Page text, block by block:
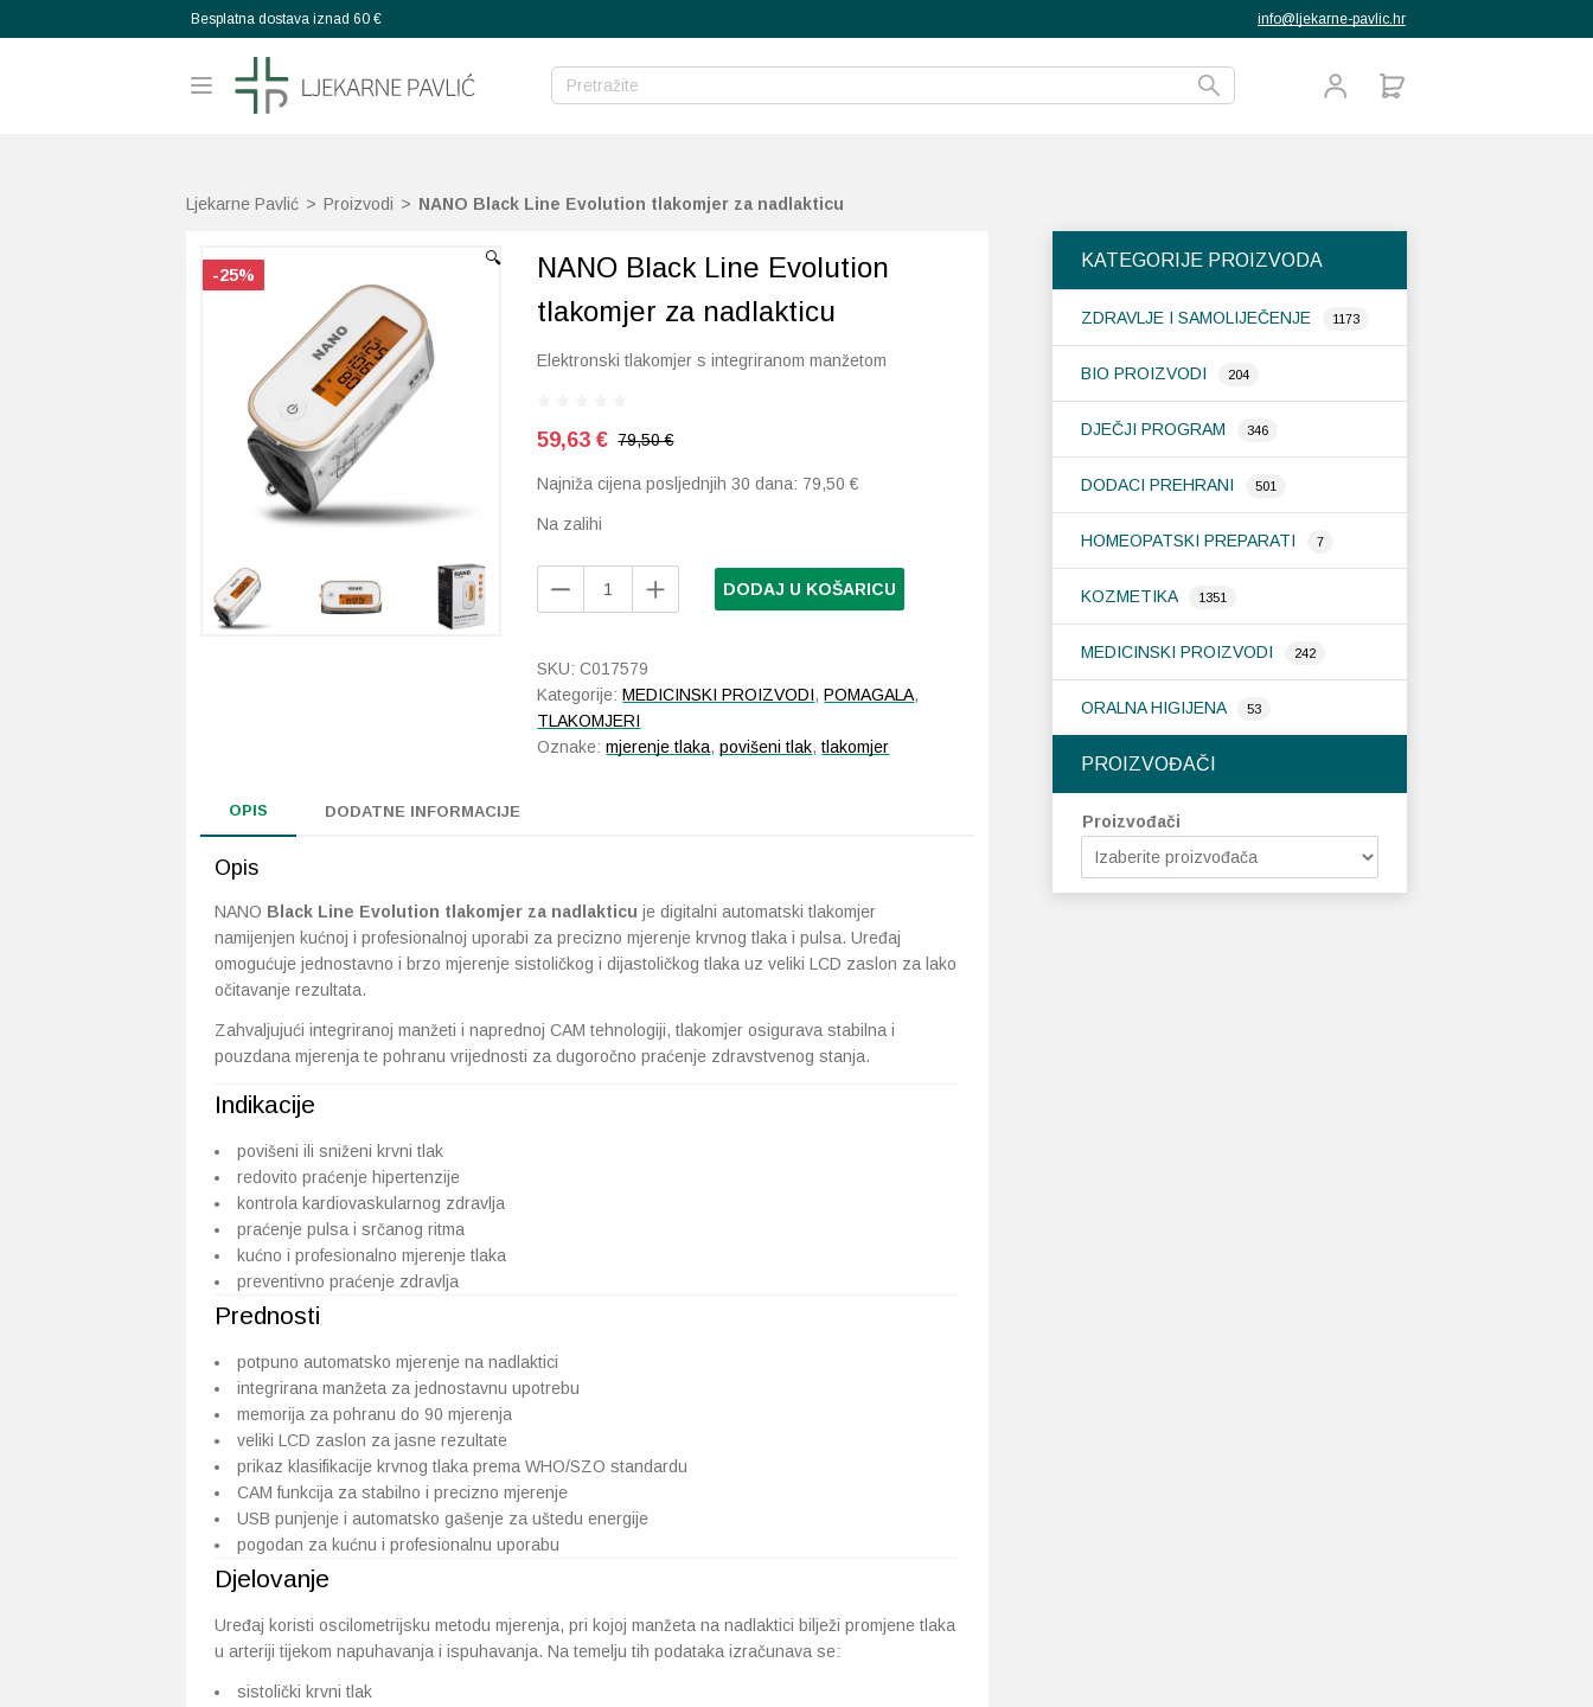
Besplatna dostava iznad 60 € info@ljekarne-pavlic.hr
Ljekarne Pavlić > Proizvodi > NANO Black Line Evolution tlakomjer za nadlakticu
KATEGORIJE PROIZVODA
ZDRAVLJE I SAMOLIJEČENJE 1173
BIO PROIZVODI 204
DJEČJI PROGRAM 346
DODACI PREHRANI 501
HOMEOPATSKI PREPARATI 7
KOZMETIKA 1351
MEDICINSKI PROIZVODI 242
ORALNA HIGIJENA 53
PROIZVOĐAČI
Proizvođači
🔍
-25%
-25%
-25%
NANO Black Line Evolution
tlakomjer za nadlakticu
Elektronski tlakomjer s integriranom manžetom
59,63€ 79,50 €
Najniža cijena posljednjih 30 dana: 79,50€
Na zalihi
nadlakticu
DODAJ U KOŠARICU
SKU:C017579
Kategorije:MEDICINSKI PROIZVODI,POMAGALA,
TLAKOMJERI
Oznake:mjerenje tlaka,povišeni tlak,tlakomjer
OPIS DODATNE INFORMACIJE
Opis
NANO Black Line Evolution tlakomjer za nadlakticu je digitalni automatski tlakomjer
namijenjen kućnoj i profesionalnoj uporabi za precizno mjerenje krvnog tlaka i pulsa. Uređaj
omogućuje jednostavno i brzo mjerenje sistoličkog i dijastoličkog tlaka uz veliki LCD zaslon za lako
očitavanje rezultata.
Zahvaljujući integriranoj manžeti i naprednoj CAM tehnologiji, tlakomjer osigurava stabilna i
pouzdana mjerenja te pohranu vrijednosti za dugoročno praćenje zdravstvenog stanja.
Indikacije
povišeni ili sniženi krvni tlak
redovito praćenje hipertenzije
kontrola kardiovaskularnog zdravlja
praćenje pulsa i srčanog ritma
kućno i profesionalno mjerenje tlaka
preventivno praćenje zdravlja
Prednosti
potpuno automatsko mjerenje na nadlaktici
integrirana manžeta za jednostavnu upotrebu
memorija za pohranu do 90 mjerenja
veliki LCD zaslon za jasne rezultate
prikaz klasifikacije krvnog tlaka prema WHO/SZO standardu
CAM funkcija za stabilno i precizno mjerenje
USB punjenje i automatsko gašenje za uštedu energije
pogodan za kućnu i profesionalnu uporabu
Djelovanje
Uređaj koristi oscilometrijsku metodu mjerenja, pri kojoj manžeta na nadlaktici bilježi promjene tlaka
u arteriji tijekom napuhavanja i ispuhavanja. Na temelju tih podataka izračunava se:
sistolički krvni tlak